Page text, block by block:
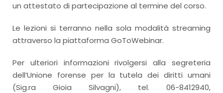
un attestato di partecipazione al termine del corso.
Le lezioni si terranno nella sola modalità streaming
attraverso la piattaforma GoToWebinar.
Per ulteriori informazioni rivolgersi alla segreteria
dell’Unione forense per la tutela dei diritti umani
(Sig.ra Gioia Silvagni), tel. 06-8412940,